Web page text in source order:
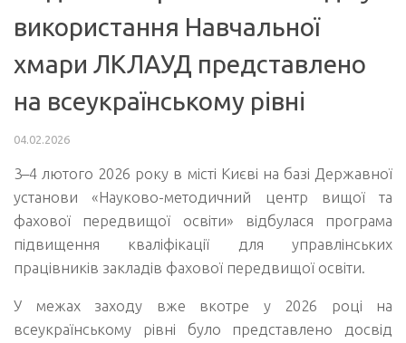
використання Навчальної
хмари ЛКЛАУД представлено
на всеукраїнському рівні
04.02.2026
3–4 лютого 2026 року в місті Києві на базі Державної
установи «Науково-методичний центр вищої та
фахової передвищої освіти» відбулася програма
підвищення кваліфікації для управлінських
працівників закладів фахової передвищої освіти.
У межах заходу вже вкотре у 2026 році на
всеукраїнському рівні було представлено досвід